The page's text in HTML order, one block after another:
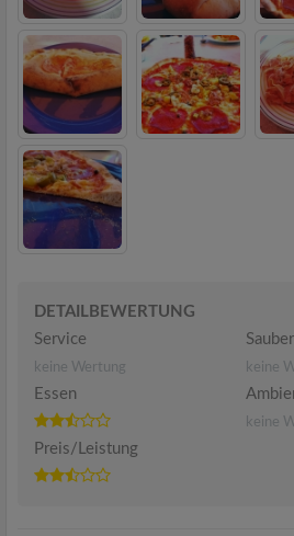
DETAILBEWERTUNG
Service
keine Wertung keine
Essen
keine
Preis/Leistung